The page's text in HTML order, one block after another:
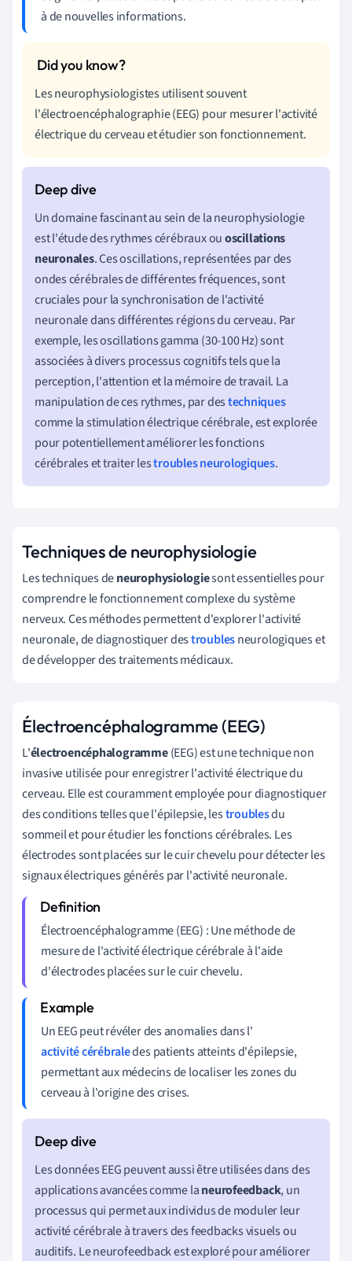
à de nouvelles informations.
Les neurophysiologistes utilisent souvent
l'électroencéphalographie (EEG) pour mesurer l'activité
électrique du cerveau et étudier son fonctionnement.
Un domaine fascinant au sein de la neurophysiologie
est l'étude des rythmes cérébraux ouoscillations
neuronales. Ces oscillations, représentées par des
ondes cérébrales de différentes fréquences, sont
cruciales pour la synchronisation de l'activité
neuronale dans différentes régions du cerveau. Par
exemple, les oscillations gamma (30-100 Hz) sont
associées à divers processus cognitifs tels que la
perception, l'attention et la mémoire de travail. La
manipulation de ces rythmes, par destechniques
comme la stimulation électrique cérébrale, est explorée
pour potentiellement améliorer les fonctions
cérébrales et traiter lestroubles neurologiques.
Techniques de neurophysiologie
Les techniques deneurophysiologiesont essentielles pour
comprendre le fonctionnement complexe du système
nerveux. Ces méthodes permettent d'explorer l'activité
neuronale, de diagnostiquer destroublesneurologiques et
de développer des traitements médicaux.
Électroencéphalogramme (EEG)
L'électroencéphalogramme(EEG) est une technique non
invasive utilisée pour enregistrer l'activité électrique du
cerveau. Elle est couramment employée pour diagnostiquer
des conditions telles que l'épilepsie, lestroublesdu
sommeil et pour étudier les fonctions cérébrales. Les
électrodes sont placées sur le cuir chevelu pour détecter les
signaux électriques générés par l'activité neuronale.
Électroencéphalogramme (EEG) : Une méthode de
mesure de l'activité électrique cérébrale à l'aide
d'électrodes placées sur le cuir chevelu.
Un EEG peut révéler des anomalies dans l'
activité cérébraledes patients atteints d'épilepsie,
permettant aux médecins de localiser les zones du
cerveau à l'origine des crises.
Les données EEG peuvent aussi être utilisées dans des
applications avancées comme laneurofeedback, un
processus qui permet aux individus de moduler leur
activité cérébrale à travers des feedbacks visuels ou
auditifs. Le neurofeedback est exploré pour améliorer